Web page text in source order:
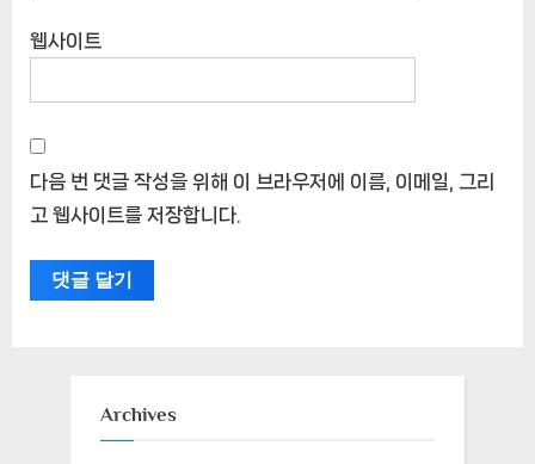
웹사이트
다음 번 댓글 작성을 위해 이 브라우저에 이름, 이메일, 그리
고 웹사이트를 저장합니다.
Archives